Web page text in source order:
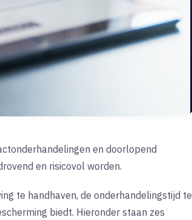
en doorlopend
en risicovol worden.
te handhaven, de onderhandelingstijd te
biedt. Hieronder staan zes